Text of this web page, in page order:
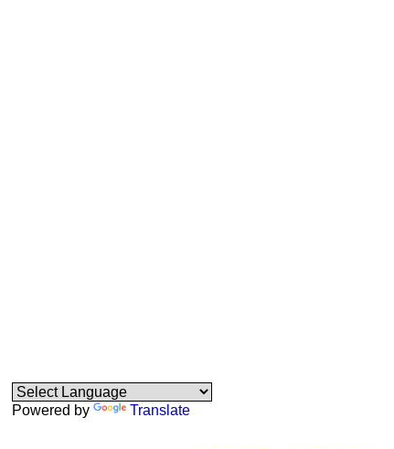
Powered by Translate